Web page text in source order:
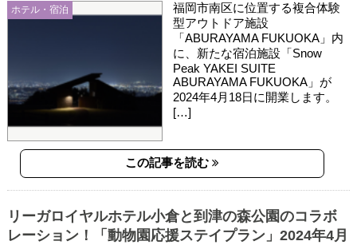
ホテル・宿泊
福岡市南区に位置する複合体験
型アウトドア施設
「ABURAYAMA FUKUOKA」内
に、新たな宿泊施設「Snow
Peak YAKEI SUITE
ABURAYAMA FUKUOKA」が
2024年4月18日に開業します。
[…]
この記事を読む
リーガロイヤルホテル小倉と到津の森公園のコラボ
レーション！「動物園応援ステイプラン」2024年4月